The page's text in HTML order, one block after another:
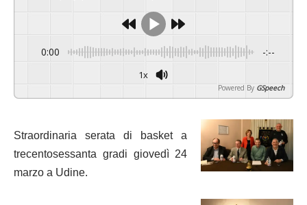
0:00 -:--
1x
Powered By GSpeech
Straordinaria serata di basket a
trecentosessanta gradi giovedì 24
marzo a Udine.